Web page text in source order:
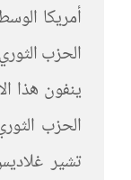
أمريكا
الحزب
ينفون هذا
الحزب